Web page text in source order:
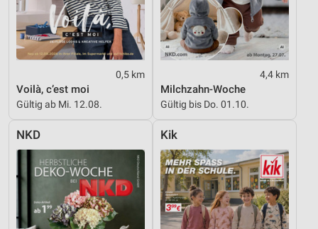
0,5 km
Voilà, c’est moi
Gültig ab Mi. 12.08.
4,4 km
Milchzahn-Woche
Gültig bis Do. 01.10.
NKD Kik
Verwendung von Profilen zur Auswahl
personalisierter Inhalte
Messung der Werbeleistung
Messung der Performance von Inhalten
Analyse von Zielgruppen durch Statistiken oder
Quellen
Entwicklung und Verbesserung der Angebote
Verwendung reduzierter Daten zur Auswahl von
Inhalten
IAB-Besonderheiten: